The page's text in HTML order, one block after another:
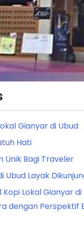
Gianyar di Ubud
Hati
Unik Bagi Traveler
Ubud Layak
Lokal Gianyar di
dengan Perspektif